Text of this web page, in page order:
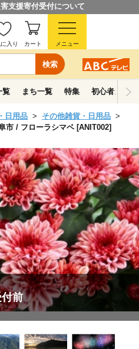
支援寄付受付について
検索
入り カート メニュー
覧 まち一覧 特集 初心者ガイド
日用品
その他雑貨・日用品
市 / フローラシマベ [ANIT002]
前